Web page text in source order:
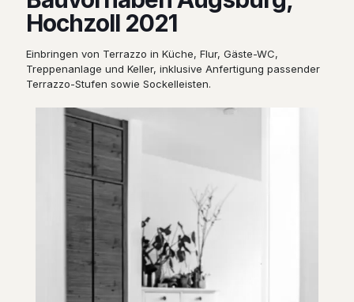
Hochzoll 2021
Einbringen von Terrazzo in Küche, Flur, Gäste-WC,
Treppenanlage und Keller, inklusive Anfertigung passender
Terrazzo-Stufen sowie Sockelleisten.